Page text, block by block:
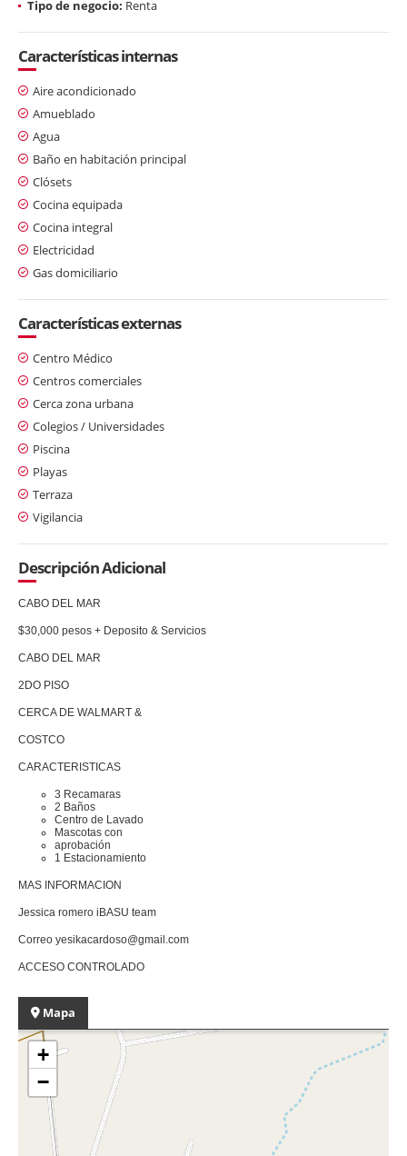
Tipo de negocio: Renta
Características internas
Aire acondicionado
Amueblado
Agua
Baño en habitación principal
Clósets
Cocina equipada
Cocina integral
Electricidad
Gas domiciliario
Características externas
Centro Médico
Centros comerciales
Cerca zona urbana
Colegios / Universidades
Piscina
Playas
Terraza
Vigilancia
Descripción Adicional
CABO DEL MAR
$30,000 pesos + Deposito & Servicios
CABO DEL MAR
2DO PISO
CERCA DE WALMART &
COSTCO
CARACTERISTICAS
3 Recamaras
2 Baños
Centro de Lavado
Mascotas con
aprobación
1 Estacionamiento
MAS INFORMACION
Jessica romero iBASU team
Correo yesikacardoso@gmail.com
ACCESO CONTROLADO
Mapa
+
−